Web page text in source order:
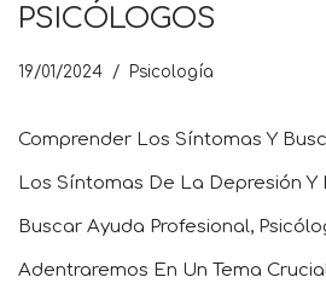
PSICÓLOGOS
19/01/2024 Psicología
Comprender Los Síntomas Y
Los Síntomas De La Depresión
Buscar Ayuda Profesional,
Adentraremos En Un Tema